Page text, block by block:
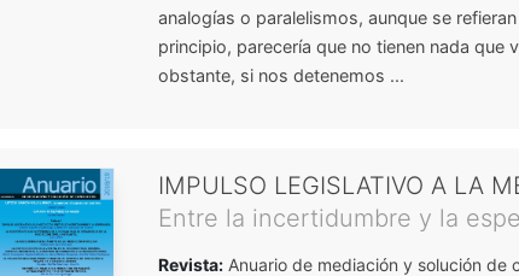
analogías o paralelismos, aunque se
principio, parecería que no tienen nada que
obstante, si nos detenemos ...
IMPULSO LEGISLATIVO A LA
Entre la incertidumbre y la
Revista:Anuario de mediación y solución de